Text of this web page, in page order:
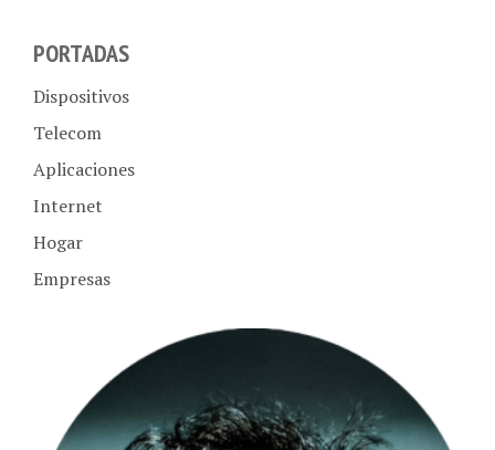
PORTADAS
Dispositivos
Telecom
Aplicaciones
Internet
Hogar
Empresas